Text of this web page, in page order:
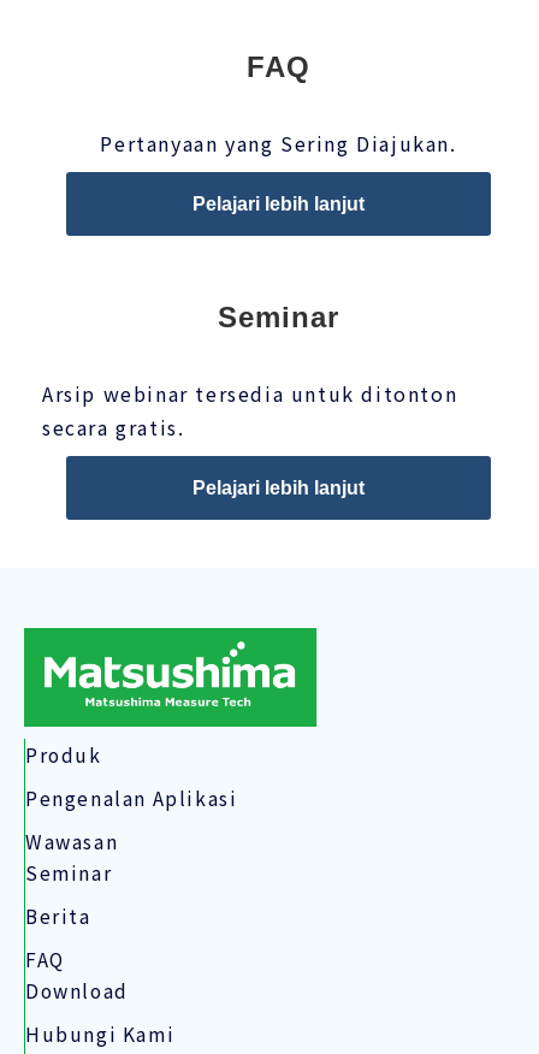
FAQ
Pertanyaan yang Sering Diajukan.
Pelajari lebih lanjut
Seminar
Arsip webinar tersedia untuk ditonton
secara gratis.
Pelajari lebih lanjut
Produk
Pengenalan Aplikasi
Wawasan
Seminar
Berita
FAQ
Download
Hubungi Kami